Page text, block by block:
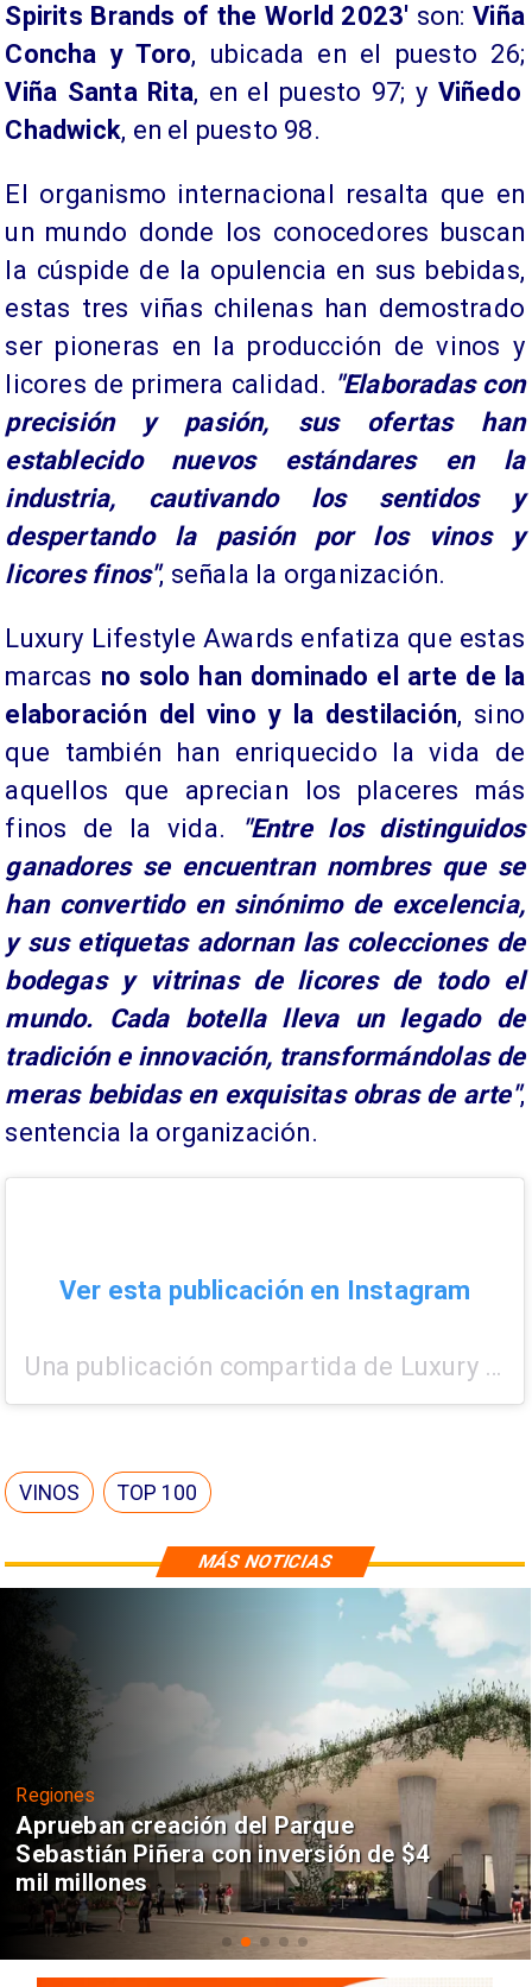
MÁS NOTICIAS
Spirits Brands of the World 2023' son:Viña
Concha y Toro, ubicada en el puesto 26;
Viña Santa Rita, en el puesto 97; y Viñedo
Chadwick, en el puesto 98.
​El organismo internacional resalta que en
un mundo donde los conocedores buscan
la cúspide de la opulencia en sus bebidas,
estas tres viñas chilenas han demostrado
ser pioneras en la producción de vinos y
licores de primera calidad. "Elaboradas con
precisión y pasión, sus ofertas han
establecido nuevos estándares en la
industria, cautivando los sentidos y
despertando la pasión por los vinos y
licores finos", señala la organización.
​Luxury Lifestyle Awards enfatiza que estas
marcas no solo han dominado el arte de la
elaboración del vino y la destilación, sino
que también han enriquecido la vida de
aquellos que aprecian los placeres más
finos de la vida. "Entre los distinguidos
ganadores se encuentran nombres que se
han convertido en sinónimo de excelencia,
y sus etiquetas adornan las colecciones de
bodegas y vitrinas de licores de todo el
mundo. Cada botella lleva un legado de
tradición e innovación, transformándolas de
meras bebidas en exquisitas obras de arte",
sentencia la organización.
Ver esta publicación en Instagram
Una publicación compartida de Luxury Lifestyle Awards (luxury recognition) (@luxurylifestyleawards)
VINOS TOP 100
Regiones
Aprueban creación del Parque
Sebastián Piñera con inversión de $4
mil millones